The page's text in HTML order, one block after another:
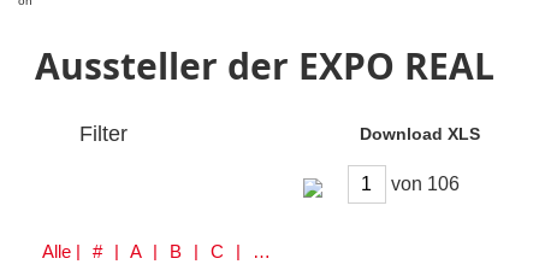
Aussteller der EXPO REAL
Filter Download XLS
von
Alle | # | A | B | C | D | E | F | G | H | I | J | K | L | M | N | O | P | Q | R | S | T | U | V | W | Y | Z